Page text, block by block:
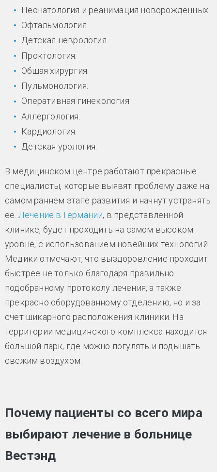
Неонатология и реанимация новорожденных.
Офтальмология.
Детская неврология.
Проктология.
Общая хирургия.
Пульмонология.
Оперативная гинекология.
Аллергология.
Кардиология.
Детская урология.
В медицинском центре работают прекрасные
специалисты, которые выявят проблему даже на
самом раннем этапе развития и начнут устранять
её. Лечение в Германии, в представленной
клинике, будет проходить на самом высоком
уровне, с использованием новейших технологий.
Медики отмечают, что выздоровление проходит
быстрее не только благодаря правильно
подобранному протоколу лечения, а также
прекрасно оборудованному отделению, но и за
счёт шикарного расположения клиники. На
территории медицинского комплекса находится
большой парк, где можно погулять и подышать
свежим воздухом.
Почему пациенты со всего мира
выбирают лечение в больнице
Вестэнд